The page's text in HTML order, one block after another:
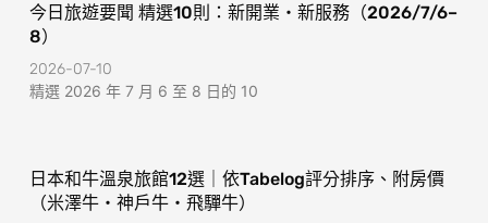
今日旅遊要聞 精選10則：新開業・新服務（2026/7/6–
8）
2026-07-10
精選 2026 年 7 月 6 至 8 日的 10
日本和牛溫泉旅館12選｜依Tabelog評分排序、附房價
（米澤牛・神戶牛・飛驒牛）